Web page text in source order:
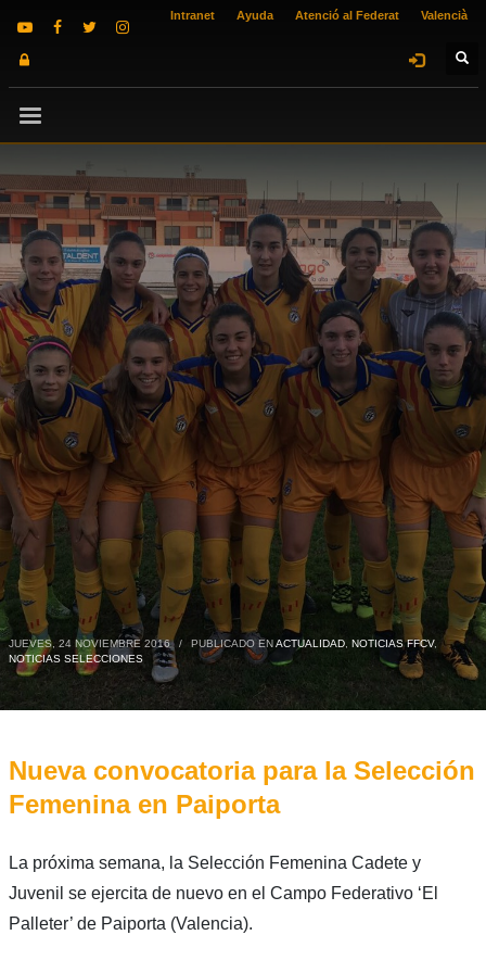
Intranet Ayuda Atenció al Federat Valencià
JUEVES, 24 NOVIEMBRE 2016 / PUBLICADO ENACTUALIDAD, NOTICIAS FFCV,
NOTICIAS SELECCIONES
Nueva convocatoria para la Selección
Femenina en Paiporta
La próxima semana, la Selección Femenina Cadete y
Juvenil se ejercita de nuevo en el Campo Federativo ‘El
Palleter’ de Paiporta (Valencia).